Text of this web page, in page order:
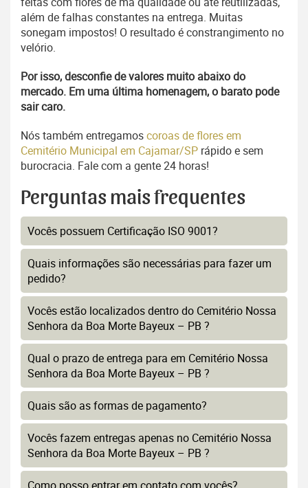
além de falhas constantes na entrega. Muitas
sonegam impostos! O resultado é constrangimento no
velório.
Por isso, desconfie de valores muito abaixo do
mercado. Em uma última homenagem, o barato pode
sair caro.
Nós também entregamoscoroas de flores em
Cemitério Municipal em Cajamar/SP rápido e sem
burocracia. Fale com a gente 24 horas!
Perguntas mais frequentes
Vocês possuem Certificação ISO 9001?
Quais informações são necessárias para fazer um
pedido?
Vocês estão localizados dentro do Cemitério Nossa
Senhora da Boa Morte Bayeux – PB ?
Qual o prazo de entrega para em Cemitério Nossa
Senhora da Boa Morte Bayeux – PB ?
Quais são as formas de pagamento?
Vocês fazem entregas apenas no Cemitério Nossa
Senhora da Boa Morte Bayeux – PB ?